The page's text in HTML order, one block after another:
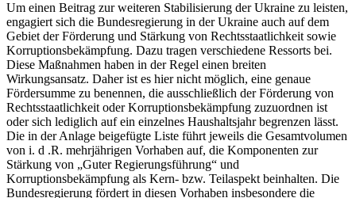
Um einen Beitrag zur weiteren Stabilisierung der Ukraine zu leisten,
engagiert sich die Bundesregierung in der Ukraine auch auf dem
Gebiet der Förderung und Stärkung von Rechtsstaatlichkeit sowie
Korruptionsbekämpfung. Dazu tragen verschiedene Ressorts bei.
Diese Maßnahmen haben in der Regel einen breiten
Wirkungsansatz. Daher ist es hier nicht möglich, eine genaue
Fördersumme zu benennen, die ausschließlich der Förderung von
Rechtsstaatlichkeit oder Korruptionsbekämpfung zuzuordnen ist
oder sich lediglich auf ein einzelnes Haushaltsjahr begrenzen lässt.
Die in der Anlage beigefügte Liste führt jeweils die Gesamtvolumen
von i. d .R. mehrjährigen Vorhaben auf, die Komponenten zur
Stärkung von „Guter Regierungsführung“ und
Korruptionsbekämpfung als Kern- bzw. Teilaspekt beinhalten. Die
Bundesregierung fördert in diesen Vorhaben insbesondere die